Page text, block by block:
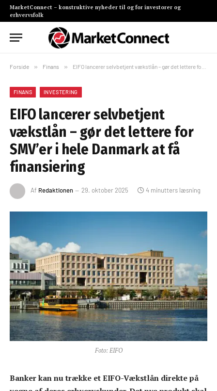
MarketConnect – konstruktive nyheder til og for investorer og
erhvervsfolk
Forside » Finans » EIFO lancerer selvbetjent vækstlån – gør det lettere for SMV’er i hele Danmark at få finansiering
FINANS INVESTERING
EIFO lancerer selvbetjent
vækstlån – gør det lettere for
SMV’er i hele Danmark at få
finansiering
Af Redaktionen 29. oktober 2025 4 minutters læsning
Foto: EIFO
Banker kan nu trække et EIFO-Vækstlån direkte på